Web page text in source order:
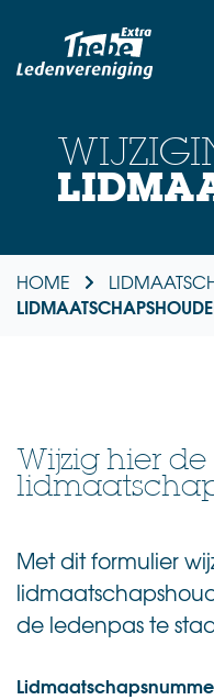
HOME
Wijzig hier de
Met dit formulier
de ledenpas te